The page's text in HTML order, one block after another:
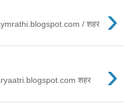
›
/ शहर
›
शहर